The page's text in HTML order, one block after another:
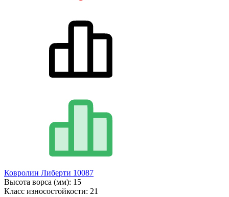
Ковролин Либерти 10087
Высота ворса (мм): 15
Класс износостойкости: 21